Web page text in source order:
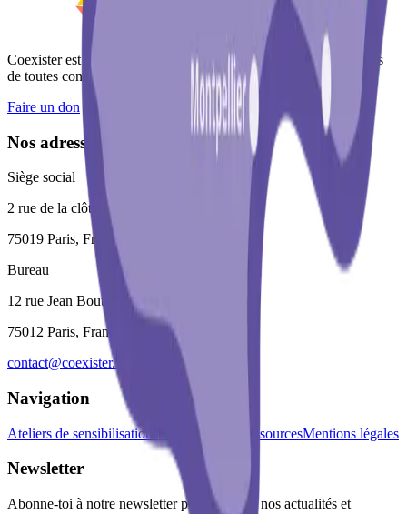
Coexister est un mouvement de jeunesse qui rassemble des jeunes
de toutes convictions qui agissent pour mieux vivre ensemble.
Faire un don
Nos adresses
Siège social
2 rue de la clôture
75019 Paris, France
Bureau
12 rue Jean Bouton
75012 Paris, France
contact@coexister.fr
Navigation
Ateliers de sensibilisation Nous rejoindre RessourcesMentions légales
Newsletter
Abonne-toi à notre newsletter pour recevoir nos actualités et